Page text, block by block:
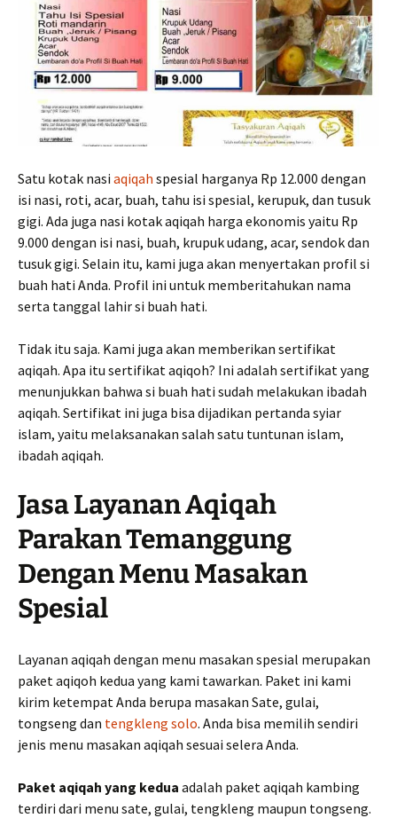
Satu kotak nasi aqiqah spesial harganya Rp 12.000 dengan
isi nasi, roti, acar, buah, tahu isi spesial, kerupuk, dan tusuk
gigi. Ada juga nasi kotak aqiqah harga ekonomis yaitu Rp
9.000 dengan isi nasi, buah, krupuk udang, acar, sendok dan
tusuk gigi. Selain itu, kami juga akan menyertakan profil si
buah hati Anda. Profil ini untuk memberitahukan nama
serta tanggal lahir si buah hati.
Tidak itu saja. Kami juga akan memberikan sertifikat
aqiqah. Apa itu sertifikat aqiqoh? Ini adalah sertifikat yang
menunjukkan bahwa si buah hati sudah melakukan ibadah
aqiqah. Sertifikat ini juga bisa dijadikan pertanda syiar
islam, yaitu melaksanakan salah satu tuntunan islam,
ibadah aqiqah.
Jasa Layanan Aqiqah
Parakan Temanggung
Dengan Menu Masakan
Spesial
Layanan aqiqah dengan menu masakan spesial merupakan
paket aqiqoh kedua yang kami tawarkan. Paket ini kami
kirim ketempat Anda berupa masakan Sate, gulai,
tongseng dan tengkleng solo. Anda bisa memilih sendiri
jenis menu masakan aqiqah sesuai selera Anda.
Paket aqiqah yang kedua adalah paket aqiqah kambing
terdiri dari menu sate, gulai, tengkleng maupun tongseng.